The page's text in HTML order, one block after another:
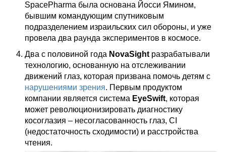
SpacePharma была основана Йосси Ямином,
бывшим командующим спутниковым
подразделением израильских сил обороны, и уже
провела два раунда экспериментов в космосе.
Два с половиной года NovaSight разрабатывали
технологию, основанную на отслеживании
движений глаз, которая призвана помочь детям с
нарушениями зрения. Первым продуктом
компании является система EyeSwift, которая
может революционизировать диагностику
косоглазия – несогласованность глаз, CI
(недостаточность сходимости) и расстройства
чтения.